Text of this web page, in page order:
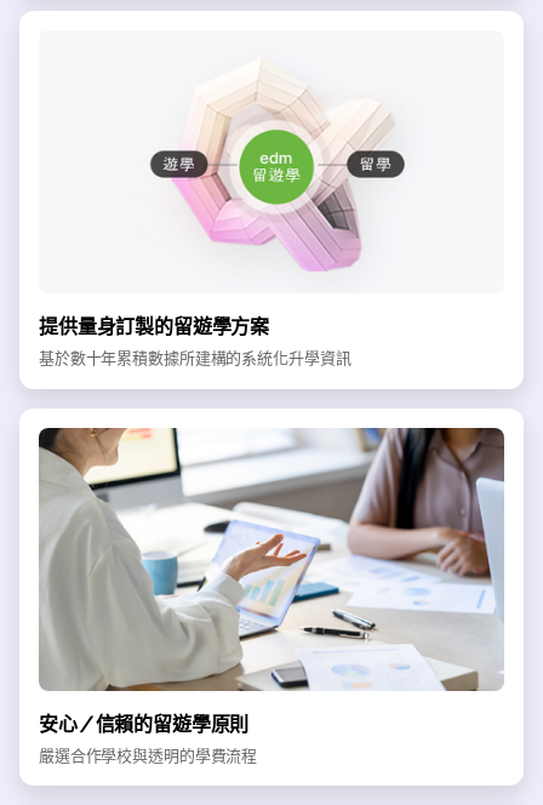
提供量身訂製的留遊學方案
基於數十年累積數據所建構的系統化升學資訊
安心／信賴的留遊學原則
嚴選合作學校與透明的學費流程